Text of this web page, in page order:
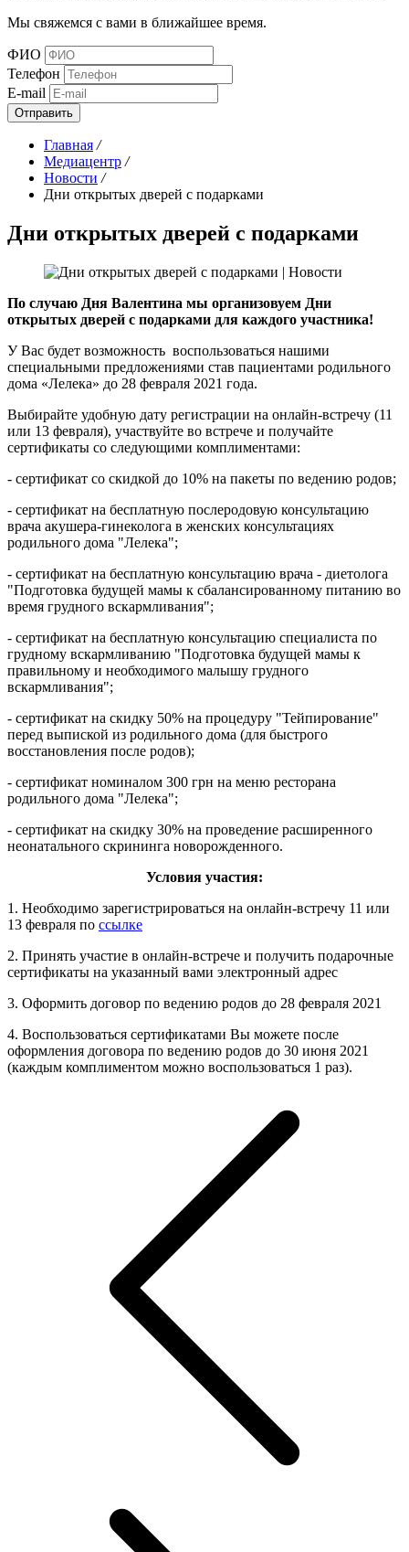
Мы свяжемся с вами в ближайшее время.
ФИО
Телефон
E-mail
Отправить
Главная /
Медиацентр /
Новости /
Дни открытых дверей с подарками
Дни открытых дверей с подарками
По случаю Дня Валентина мы организовуем Дни
открытых дверей с подарками для каждого участника!
У Вас будет возможность воспользоваться нашими
специальными предложениями став пациентами родильного
дома «Лелека» до 28 февраля 2021 года.
Выбирайте удобную дату регистрации на онлайн-встречу (11
или 13 февраля), участвуйте во встрече и получайте
сертификаты со следующими комплиментами:
- сертификат со скидкой до 10% на пакеты по ведению родов;
- сертификат на бесплатную послеродовую консультацию
врача акушера-гинеколога в женских консультациях
родильного дома "Лелека";
- сертификат на бесплатную консультацию врача - диетолога
"Подготовка будущей мамы к сбалансированному питанию во
время грудного вскармливания";
- сертификат на бесплатную консультацию специалиста по
грудному вскармливанию "Подготовка будущей мамы к
правильному и необходимого малышу грудного
вскармливания";
- сертификат на скидку 50% на процедуру "Тейпирование"
перед выпиской из родильного дома (для быстрого
восстановления после родов);
- сертификат номиналом 300 грн на меню ресторана
родильного дома "Лелека";
- сертификат на скидку 30% на проведение расширенного
неонатального скрининга новорожденного.
Условия участия:
1. Необходимо зарегистрироваться на онлайн-встречу 11 или
13 февраля по ссылке
2. Принять участие в онлайн-встрече и получить подарочные
сертификаты на указанный вами электронный адрес
3. Оформить договор по ведению родов до 28 февраля 2021
4. Воспользоваться сертификатами Вы можете после
оформления договора по ведению родов до 30 июня 2021
(каждым комплиментом можно воспользоваться 1 раз).